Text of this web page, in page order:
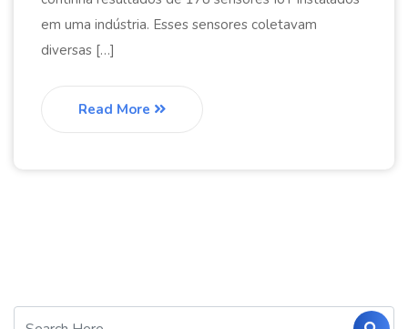
em uma indústria. Esses sensores coletavam
diversas […]
Read More